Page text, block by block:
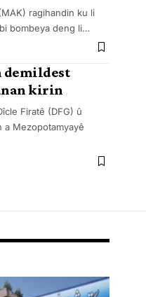
ragihandin ku li
bombeya deng li…
demildest
kirin
Firatê (DFG) û
a Mezopotamyayê